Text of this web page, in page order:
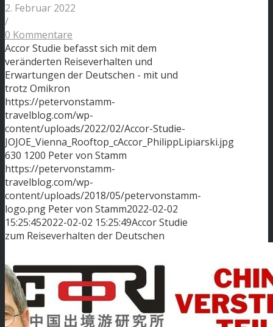
2. Februar 2022
/
0 Kommentare
Accor Studie befasst sich mit dem
veränderten Reiseverhalten und
Erwartungen der Deutschen - mit und
trotz Omikron
https://petervonstamm-
travelblog.com/wp-
content/uploads/2022/02/Accor-Studie-
JOJOE_Vienna_Rooftop_cAccor_PhilippLipiarski.jpg
630 1200 Peter von Stamm
https://petervonstamm-
travelblog.com/wp-
content/uploads/2018/05/petervonstamm-
logo.png Peter von Stamm2022-02-02
15:25:452022-02-02 15:25:49Accor Studie
zum Reiseverhalten der Deutschen